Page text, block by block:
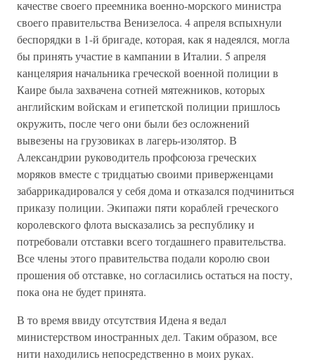
качестве своего преемника военно-морского министра
своего правительства Венизелоса. 4 апреля вспыхнули
беспорядки в 1-й бригаде, которая, как я надеялся, могла
бы принять участие в кампании в Италии. 5 апреля
канцелярия начальника греческой военной полиции в
Каире была захвачена сотней мятежников, которых
английским войскам и египетской полиции пришлось
окружить, после чего они были без осложнений
вывезены на грузовиках в лагерь-изолятор. В
Александрии руководитель профсоюза греческих
моряков вместе с тридцатью своими приверженцами
забаррикадировался у себя дома и отказался подчиниться
приказу полиции. Экипажи пяти кораблей греческого
королевского флота высказались за республику и
потребовали отставки всего тогдашнего правительства.
Все члены этого правительства подали королю свои
прошения об отставке, но согласились остаться на посту,
пока она не будет принята.
В то время ввиду отсутствия Идена я ведал
министерством иностранных дел. Таким образом, все
нити находились непосредственно в моих руках.